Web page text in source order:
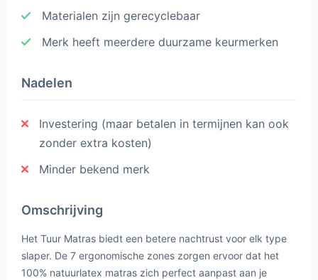
Materialen zijn gerecyclebaar
Merk heeft meerdere duurzame keurmerken
Nadelen
Investering (maar betalen in termijnen kan ook
zonder extra kosten)
Minder bekend merk
Omschrijving
Het Tuur Matras biedt een betere nachtrust voor elk type
slaper. De 7 ergonomische zones zorgen ervoor dat het
100% natuurlatex matras zich perfect aanpast aan je